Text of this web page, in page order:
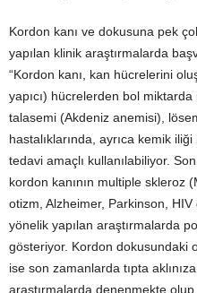
Kordon kanı ve dokusuna pek
yapılan klinik araştırmalarda
“Kordon kanı, kan hücrelerini
yapıcı) hücrelerden bol
talasemi (Akdeniz anemisi),
hastalıklarında, ayrıca kemik
tedavi amaçlı kullanılabiliyor.
kordon kanının multiple skleroz
otizm, Alzheimer, Parkinson,
yönelik yapılan araştırmalarda
gösteriyor. Kordon dokusundaki
ise son zamanlarda tıpta
araştırmalarda denenmekte